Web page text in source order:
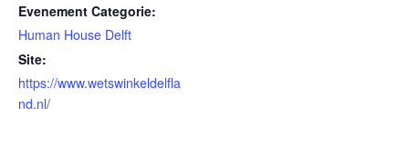
Evenement Categorie:
Human House Delft
Site:
https://www.wetswinkeldelfla
nd.nl/